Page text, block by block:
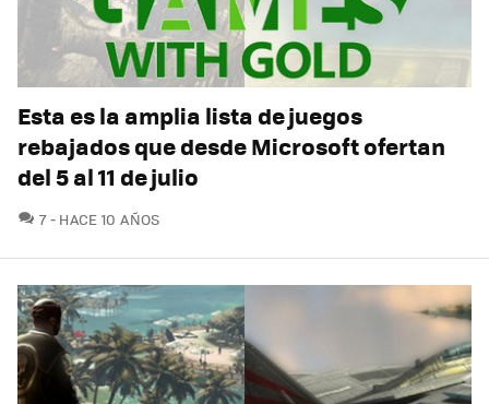
Esta es la amplia lista de juegos
rebajados que desde Microsoft ofertan
del 5 al 11 de julio
7COMENTARIOS
HACE 10 AÑOS